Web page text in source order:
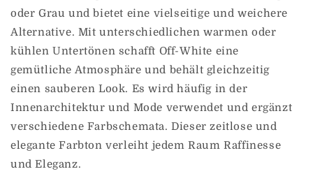
oder Grau und bietet eine vielseitige und weichere
Alternative. Mit unterschiedlichen warmen oder
kühlen Untertönen schafft Off-White eine
gemütliche Atmosphäre und behält gleichzeitig
einen sauberen Look. Es wird häufig in der
Innenarchitektur und Mode verwendet und ergänzt
verschiedene Farbschemata. Dieser zeitlose und
elegante Farbton verleiht jedem Raum Raffinesse
und Eleganz.